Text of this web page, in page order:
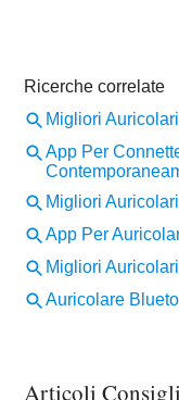
Articoli